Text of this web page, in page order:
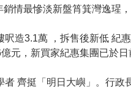
情最慘淡新盤筲箕灣逸瑆
呎造3.1萬 ，拆售後新低
元，新買家紀惠集團已於
者 齊挺「明日大嶼」。行